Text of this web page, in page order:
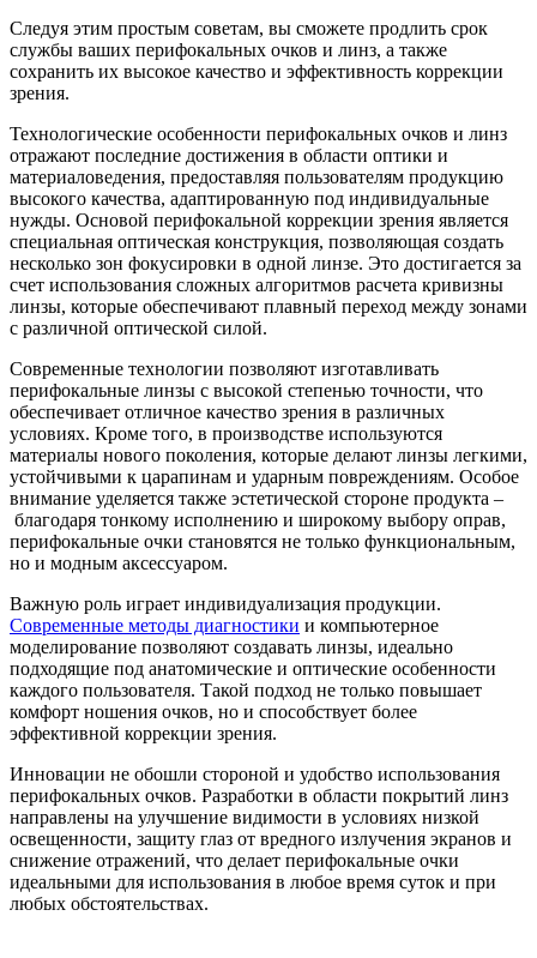
Следуя этим простым советам, вы сможете продлить срок
службы ваших перифокальных очков и линз, а также
сохранить их высокое качество и эффективность коррекции
зрения.
Технологические особенности перифокальных очков и линз
отражают последние достижения в области оптики и
материаловедения, предоставляя пользователям продукцию
высокого качества, адаптированную под индивидуальные
нужды. Основой перифокальной коррекции зрения является
специальная оптическая конструкция, позволяющая создать
несколько зон фокусировки в одной линзе. Это достигается за
счет использования сложных алгоритмов расчета кривизны
линзы, которые обеспечивают плавный переход между зонами
с различной оптической силой.
Современные технологии позволяют изготавливать
перифокальные линзы с высокой степенью точности, что
обеспечивает отличное качество зрения в различных
условиях. Кроме того, в производстве используются
материалы нового поколения, которые делают линзы легкими,
устойчивыми к царапинам и ударным повреждениям. Особое
внимание уделяется также эстетической стороне продукта –
благодаря тонкому исполнению и широкому выбору оправ,
перифокальные очки становятся не только функциональным,
но и модным аксессуаром.
Важную роль играет индивидуализация продукции.
Современные методы диагностики и компьютерное
моделирование позволяют создавать линзы, идеально
подходящие под анатомические и оптические особенности
каждого пользователя. Такой подход не только повышает
комфорт ношения очков, но и способствует более
эффективной коррекции зрения.
Инновации не обошли стороной и удобство использования
перифокальных очков. Разработки в области покрытий линз
направлены на улучшение видимости в условиях низкой
освещенности, защиту глаз от вредного излучения экранов и
снижение отражений, что делает перифокальные очки
идеальными для использования в любое время суток и при
любых обстоятельствах.